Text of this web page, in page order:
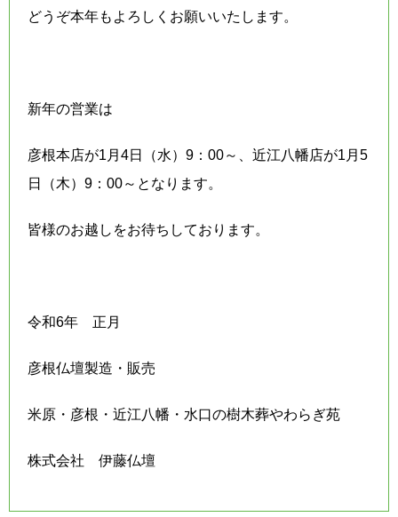
どうぞ本年もよろしくお願いいたします。
新年の営業は
彦根本店が1月4日（水）9：00～、近江八幡店が1月5
日（木）9：00～となります。
皆様のお越しをお待ちしております。
令和6年 正月
彦根仏壇製造・販売
米原・彦根・近江八幡・水口の樹木葬やわらぎ苑
株式会社 伊藤仏壇